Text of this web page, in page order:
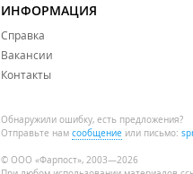
ИНФОРМАЦИЯ
Справка
Вакансии
Контакты
Обнаружили ошибку, есть предложения?
Отправьте нам сообщение или письмо:
© ООО «Фарпост», 2003—2026